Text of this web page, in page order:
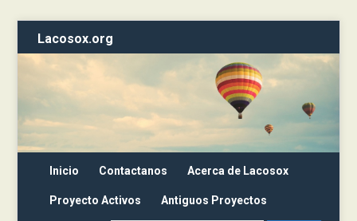
Lacosox.org
Inicio Contactanos Acerca de Lacosox
Proyecto Activos Antiguos Proyectos